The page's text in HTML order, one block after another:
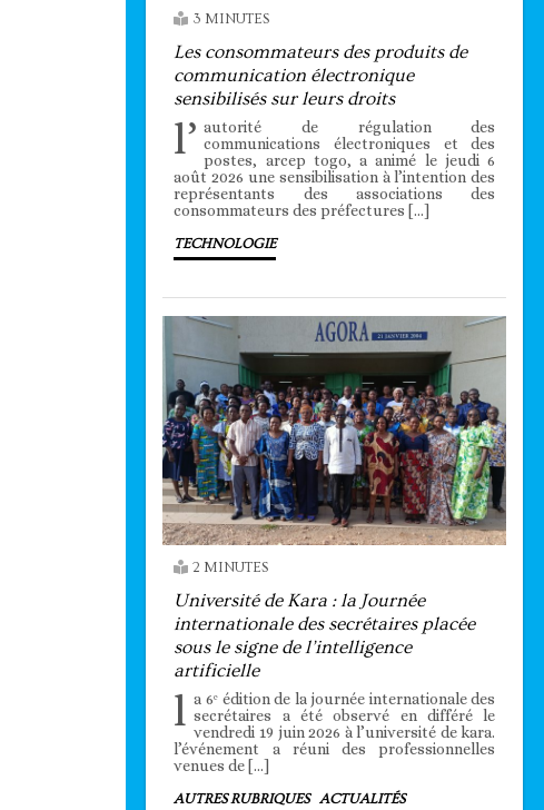
3 MINUTES
Les consommateurs des produits de
communication électronique
sensibilisés sur leurs droits
l’ autorité de régulation des
communications électroniques et des
postes, arcep togo, a animé le jeudi 6
août 2026 une sensibilisation à l’intention des
représentants des associations des
consommateurs des préfectures […]
TECHNOLOGIE
2 MINUTES
Université de Kara : la Journée
internationale des secrétaires placée
sous le signe de l’intelligence
artificielle
l a 6ᵉ édition de la journée internationale des
secrétaires a été observé en différé le
vendredi 19 juin 2026 à l’université de kara.
l’événement a réuni des professionnelles
venues de […]
AUTRES RUBRIQUES ACTUALITÉS